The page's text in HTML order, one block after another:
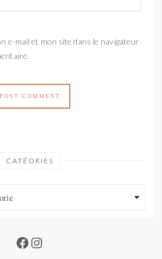
e-mail et mon site dans le navigateur
CATÉORIES
Facebook
Instagram